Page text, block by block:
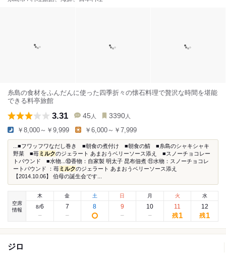
糸島の食材をふんだんに使った四季折々の懐石料理で贅沢な時間を堪能
できる料亭旅館
3.31 45 人 3390 人
￥8,000～￥9,999 ￥6,000～￥7,999
...■フワッフワなだし巻き ■朝食の煮付け ■朝食の鯖 ■糸島のシャキシャキ
野菜 ■苺ミルクのジェラート あまおうベリーソース添え ■スノーチョコレー
トパウンド ■水物...⑩香物：自家製 明太子 昆布佃煮 ⑪水物：スノーチョコレ
ートパウンド ：苺ミルクのジェラート あまおうベリーソース添え
【2014.10.06】 伯母の誕生会です...
空席
情報
木
8/6
金
7
土
8
日
9
月
10
火
11
残1
水
12
残1
ジロ